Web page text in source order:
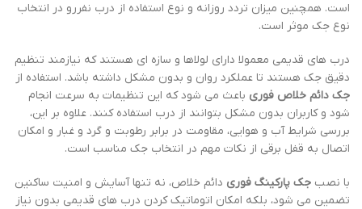
است. همچنین میزان تردد روزانه و نوع استفاده از درب نفررو در انتخاب
نوع جک موثر است.
درب های قدیمی معمولا دارای لولاها و سازه ای هستند که نیازمند تنظیم
دقیق جک هستند تا عملکرد روان و بدون مشکل داشته باشد. استفاده از
جک دائم خلاص فوری باعث می شود که این تنظیمات به سرعت انجام
شود و کاربران بدون مشکل بتوانند از درب استفاده کنند. علاوه بر این،
بررسی شرایط آب و هوایی، مقاومت در برابر رطوبت و گرد و غبار و امکان
اتصال به قفل برقی از نکات مهم در انتخاب جک مناسب است.
با نصب جک پارکینگ فوری دائم خلاص، نه تنها آسایش و امنیت ساکنین
تضمین می شود، بلکه امکان اتوماتیک کردن درب های قدیمی بدون نیاز